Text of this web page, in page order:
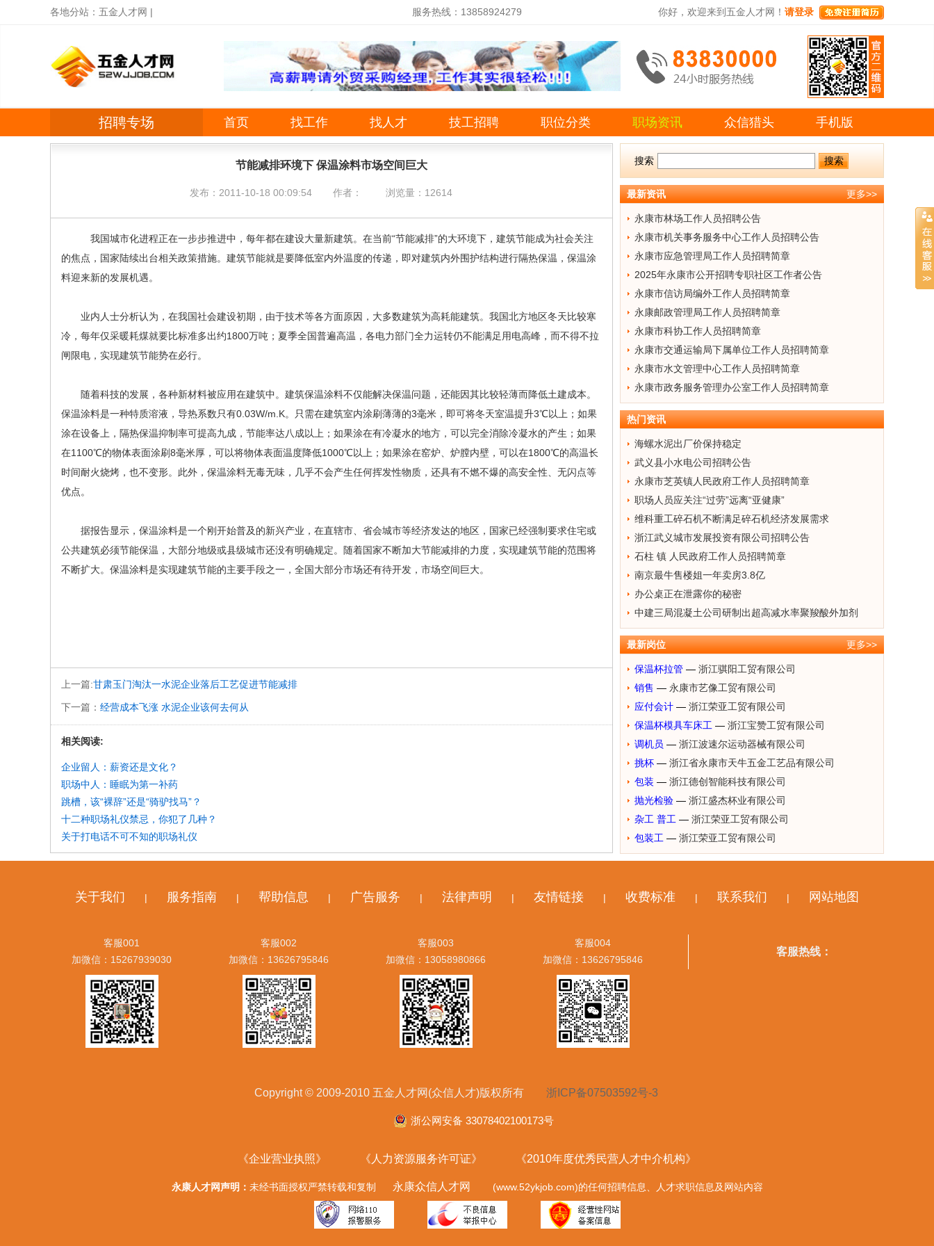
各地分站： 五金人才网 | 服务热线：13858924279 你好，欢迎来到五金人才网！ 请登录
招聘专场 首页 找工作 找人才 技工招聘 职位分类 职场资讯 众信猎头 手机版
节能减排环境下 保温涂料市场空间巨大
发布：2011-10-18 00:09:54 作者： 浏览量：12614
我国城市化进程正在一步步推进中，每年都在建设大量新建筑。在当前“节能减排”的大环境下，建筑节能成为社会关注
的焦点，国家陆续出台相关政策措施。建筑节能就是要降低室内外温度的传递，即对建筑内外围护结构进行隔热保温，保温涂
料迎来新的发展机遇。
业内人士分析认为，在我国社会建设初期，由于技术等各方面原因，大多数建筑为高耗能建筑。我国北方地区冬天比较寒
冷，每年仅采暖耗煤就要比标准多出约1800万吨；夏季全国普遍高温，各电力部门全力运转仍不能满足用电高峰，而不得不拉
闸限电，实现建筑节能势在必行。
随着科技的发展，各种新材料被应用在建筑中。建筑保温涂料不仅能解决保温问题，还能因其比较轻薄而降低土建成本。
保温涂料是一种特质溶液，导热系数只有0.03W/m.K。只需在建筑室内涂刷薄薄的3毫米，即可将冬天室温提升3℃以上；如果
涂在设备上，隔热保温抑制率可提高九成，节能率达八成以上；如果涂在有冷凝水的地方，可以完全消除冷凝水的产生；如果
在1100℃的物体表面涂刷8毫米厚，可以将物体表面温度降低1000℃以上；如果涂在窑炉、炉膛内壁，可以在1800℃的高温长
时间耐火烧烤，也不变形。此外，保温涂料无毒无味，几乎不会产生任何挥发性物质，还具有不燃不爆的高安全性、无闪点等
优点。
据报告显示，保温涂料是一个刚开始普及的新兴产业，在直辖市、省会城市等经济发达的地区，国家已经强制要求住宅或
公共建筑必须节能保温，大部分地级或县级城市还没有明确规定。随着国家不断加大节能减排的力度，实现建筑节能的范围将
不断扩大。保温涂料是实现建筑节能的主要手段之一，全国大部分市场还有待开发，市场空间巨大。
上一篇:甘肃玉门淘汰一水泥企业落后工艺促进节能减排
下一篇： 经营成本飞涨 水泥企业该何去何从
相关阅读:
企业留人：薪资还是文化？
职场中人：睡眠为第一补药
跳槽，该“裸辞”还是“骑驴找马”？
十二种职场礼仪禁忌，你犯了几种？
关于打电话不可不知的职场礼仪
搜索
最新资讯 更多>>
永康市林场工作人员招聘公告
永康市机关事务服务中心工作人员招聘公告
永康市应急管理局工作人员招聘简章
2025年永康市公开招聘专职社区工作者公告
永康市信访局编外工作人员招聘简章
永康邮政管理局工作人员招聘简章
永康市科协工作人员招聘简章
永康市交通运输局下属单位工作人员招聘简章
永康市水文管理中心工作人员招聘简章
永康市政务服务管理办公室工作人员招聘简章
热门资讯
海螺水泥出厂价保持稳定
武义县小水电公司招聘公告
永康市芝英镇人民政府工作人员招聘简章
职场人员应关注“过劳”远离“亚健康”
维科重工碎石机不断满足碎石机经济发展需求
浙江武义城市发展投资有限公司招聘公告
石柱 镇 人民政府工作人员招聘简章
南京最牛售楼姐一年卖房3.8亿
办公桌正在泄露你的秘密
中建三局混凝土公司研制出超高减水率聚羧酸外加剂
最新岗位 更多>>
保温杯拉管 — 浙江骐阳工贸有限公司
销售 — 永康市艺像工贸有限公司
应付会计 — 浙江荣亚工贸有限公司
保温杯模具车床工 — 浙江宝赞工贸有限公司
调机员 — 浙江波速尔运动器械有限公司
挑杯 — 浙江省永康市天牛五金工艺品有限公司
包装 — 浙江德创智能科技有限公司
抛光检验 — 浙江盛杰杯业有限公司
杂工 普工 — 浙江荣亚工贸有限公司
包装工 — 浙江荣亚工贸有限公司
关于我们 | 服务指南 | 帮助信息 | 广告服务 | 法律声明 | 友情链接 | 收费标准 | 联系我们 | 网站地图
客服001
加微信：15267939030
客服002
加微信：13626795846
客服003
加微信：13058980866
客服004
加微信：13626795846
客服热线：
Copyright © 2009-2010 五金人才网(众信人才)版权所有 浙ICP备07503592号-3
浙公网安备 33078402100173号
《企业营业执照》 《人力资源服务许可证》 《2010年度优秀民营人才中介机构》
永康人才网声明： 未经书面授权严禁转载和复制 永康众信人才网 (www.52ykjob.com)的任何招聘信息、人才求职信息及网站内容